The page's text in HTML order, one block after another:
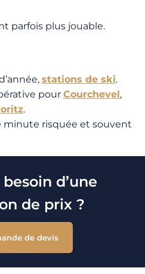
parfois plus jouable.
stations de ski.
pour Courchevel ,
.
minute risquée et souvent
d’une
de prix ?
de devis